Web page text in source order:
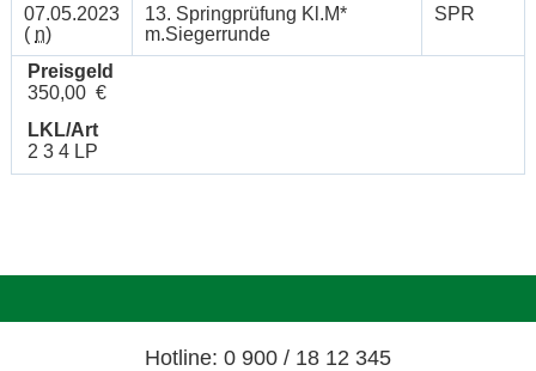
07.05.2023
( n)
13. Springprüfung Kl.M*
m.Siegerrunde
SPR
Preisgeld
350,00 €
LKL/Art
2 3 4 LP
Hotline: 0 900 / 18 12 345